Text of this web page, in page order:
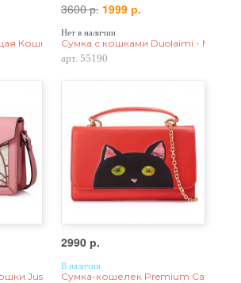
Кошка 55302, круглая, экокожа, черная
3600 р. 1999 р.
Нет в наличии
Сумка с кошками Duolaimi - Mini
арт. 55190
Just Star Pink Cat, экокожа, розовая
2990 р.
В наличии
Сумка-кошелек Premium Cat 55312,